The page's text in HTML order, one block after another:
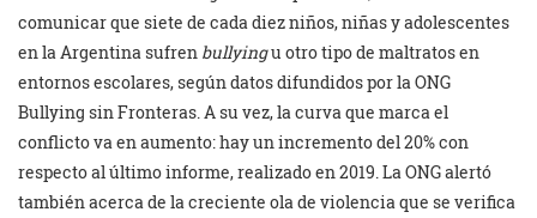
comunicar que siete de cada diez niños, niñas y adolescentes
en la Argentina sufren bullyingu otro tipo de maltratos en
entornos escolares, según datos difundidos por la ONG
Bullying sin Fronteras. A su vez, la curva que marca el
conflicto va en aumento: hay un incremento del 20% con
respecto al último informe, realizado en 2019. La ONG alertó
también acerca de la creciente ola de violencia que se verifica